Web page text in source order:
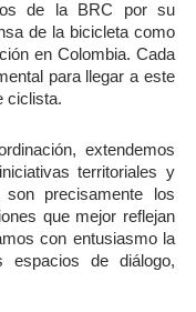
de la BRC por su
de la bicicleta como
en Colombia. Cada
para llegar a este
ciclista.
extendemos
territoriales y
precisamente los
que mejor reflejan
con entusiasmo la
espacios de diálogo,